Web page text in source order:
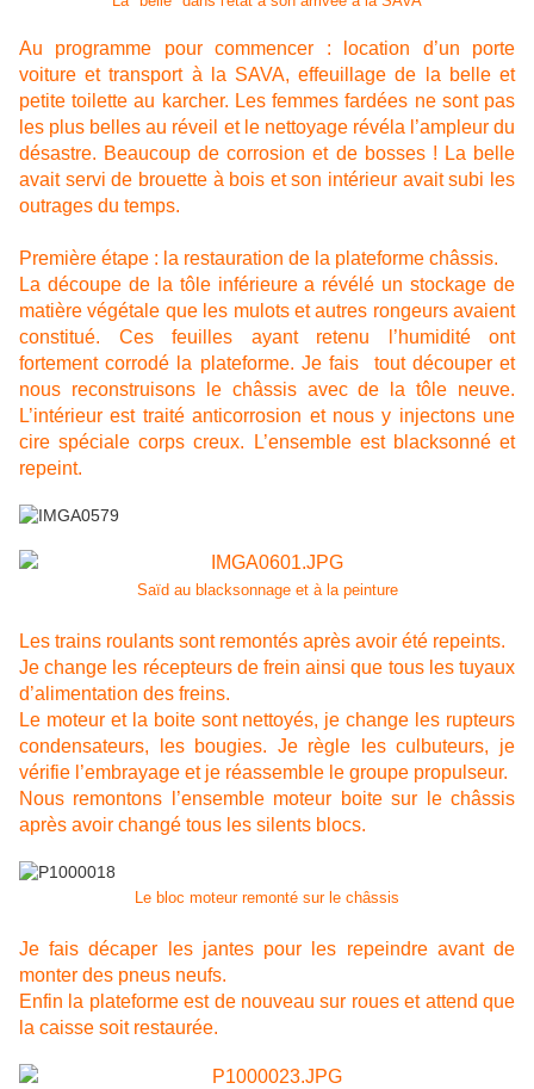
Au programme pour commencer : location d’un porte
voiture et transport à la SAVA, effeuillage de la belle et
petite toilette au karcher. Les femmes fardées ne sont pas
les plus belles au réveil et le nettoyage révéla l’ampleur du
désastre. Beaucoup de corrosion et de bosses ! La belle
avait servi de brouette à bois et son intérieur avait subi les
outrages du temps.
Première étape : la restauration de la plateforme châssis.
La découpe de la tôle inférieure a révélé un stockage de
matière végétale que les mulots et autres rongeurs avaient
constitué. Ces feuilles ayant retenu l’humidité ont
fortement corrodé la plateforme. Je fais tout découper et
nous reconstruisons le châssis avec de la tôle neuve.
L’intérieur est traité anticorrosion et nous y injectons une
cire spéciale corps creux. L’ensemble est blacksonné et
repeint.
Saïd au blacksonnage et à la peinture
Les trains roulants sont remontés après avoir été repeints.
Je change les récepteurs de frein ainsi que tous les tuyaux
d’alimentation des freins.
Le moteur et la boite sont nettoyés, je change les rupteurs
condensateurs, les bougies. Je règle les culbuteurs, je
vérifie l’embrayage et je réassemble le groupe propulseur.
Nous remontons l’ensemble moteur boite sur le châssis
après avoir changé tous les silents blocs.
Le bloc moteur remonté sur le châssis
Je fais décaper les jantes pour les repeindre avant de
monter des pneus neufs.
Enfin la plateforme est de nouveau sur roues et attend que
la caisse soit restaurée.